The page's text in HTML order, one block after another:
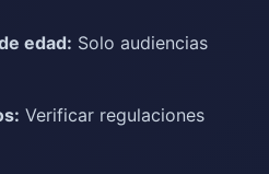
edad: Solo audiencias
Verificar regulaciones